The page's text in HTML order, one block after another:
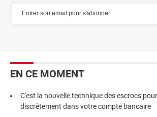
EN CE MOMENT
C'est la nouvelle technique des escrocs
discrètement dans votre compte bancaire